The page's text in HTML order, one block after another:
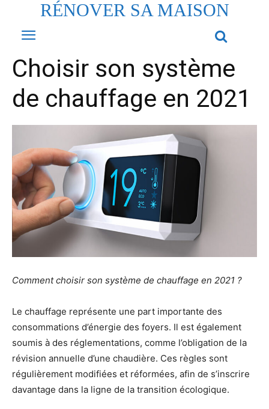
RÉNOVER SA MAISON
Choisir son système
de chauffage en 2021
Comment choisir son système de chauffage en 2021 ?
Le chauffage représente une part importante des
consommations d’énergie des foyers. Il est également
soumis à des réglementations, comme l’obligation de la
révision annuelle d’une chaudière. Ces règles sont
régulièrement modifiées et réformées, afin de s’inscrire
davantage dans la ligne de la transition écologique.